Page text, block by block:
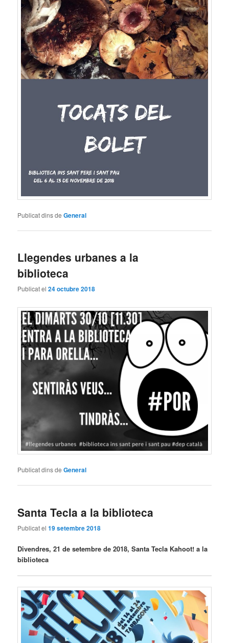
Publicat dins de General
Llegendes urbanes a la
biblioteca
Publicat el24 octubre 2018
Publicat dins de General
Santa Tecla a la biblioteca
Publicat el19 setembre 2018
Divendres, 21 de setembre de 2018, Santa Tecla Kahoot! a la
biblioteca